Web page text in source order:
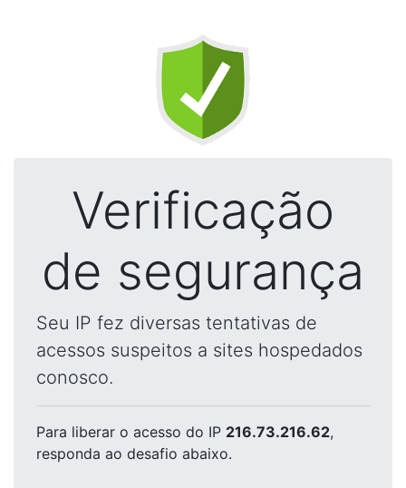
Verificação
de segurança
Seu IP fez diversas tentativas de
acessos suspeitos a sites hospedados
conosco.
Para liberar o acesso do IP 216.73.216.62,
responda ao desafio abaixo.